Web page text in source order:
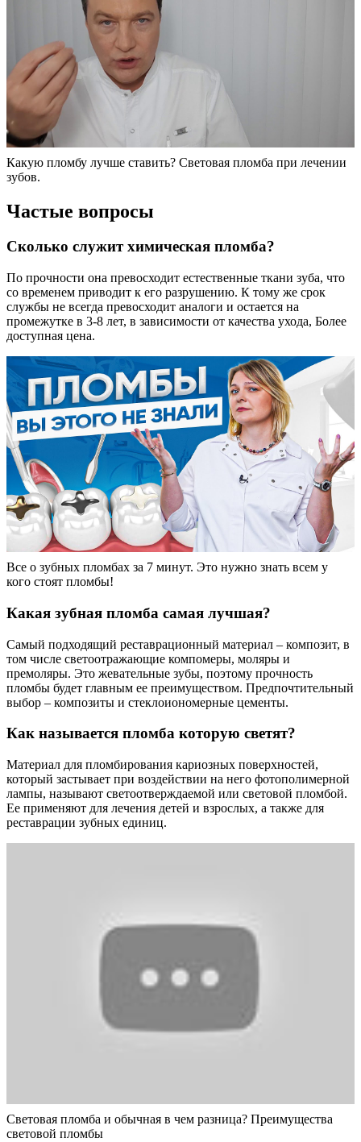
Какую пломбу лучше ставить? Световая пломба при лечении
зубов.
Частые вопросы
Сколько служит химическая пломба?
По прочности она превосходит естественные ткани зуба, что
со временем приводит к его разрушению. К тому же срок
службы не всегда превосходит аналоги и остается на
промежутке в 3-8 лет, в зависимости от качества ухода, Более
доступная цена.
Все о зубных пломбах за 7 минут. Это нужно знать всем у
кого стоят пломбы!
Какая зубная пломба самая лучшая?
Самый подходящий реставрационный материал – композит, в
том числе светоотражающие компомеры, моляры и
премоляры. Это жевательные зубы, поэтому прочность
пломбы будет главным ее преимуществом. Предпочтительный
выбор – композиты и стеклоиономерные цементы.
Как называется пломба которую светят?
Материал для пломбирования кариозных поверхностей,
который застывает при воздействии на него фотополимерной
лампы, называют светоотверждаемой или световой пломбой.
Ее применяют для лечения детей и взрослых, а также для
реставрации зубных единиц.
Световая пломба и обычная в чем разница? Преимущества
световой пломбы